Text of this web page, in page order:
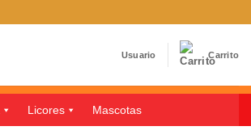
Usuario Carrito
Licores Mascotas